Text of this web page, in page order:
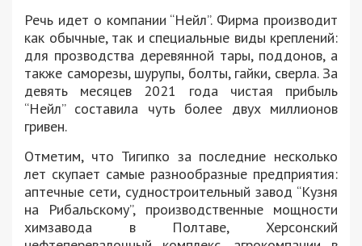
Речь идет о компании “Нейл”. Фирма производит
как обычные, так и специальные виды креплений:
для прозводства деревянной тары, поддонов, а
также саморезы, шурупы, болты, гайки, сверла. За
девять месяцев 2021 года чистая прибыль
“Нейл” составила чуть более двух миллионов
гривен.
Отметим, что Тигипко за последние несколько
лет скупает самые разнообразные предприятия:
аптечные сети, судностроительный завод “Кузня
на Рибальскому”, производственные мощности
химзавода в Полтаве, Херсонский